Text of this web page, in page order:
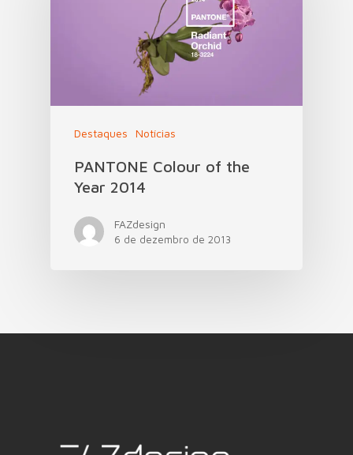
Destaques Notícias
PANTONE Colour of the
Year 2014
FAZdesign
6 de dezembro de 2013